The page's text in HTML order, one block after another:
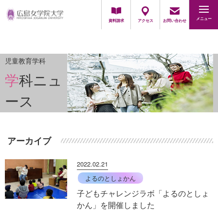
資料請求 アクセス お問い合わせ メニュー
採用担当の方
児童教育学科
学科ニュ
ース
アーカイブ
2022.02.21
よるのとしょかん
子どもチャレンジラボ「よるのとしょ
かん」を開催しました